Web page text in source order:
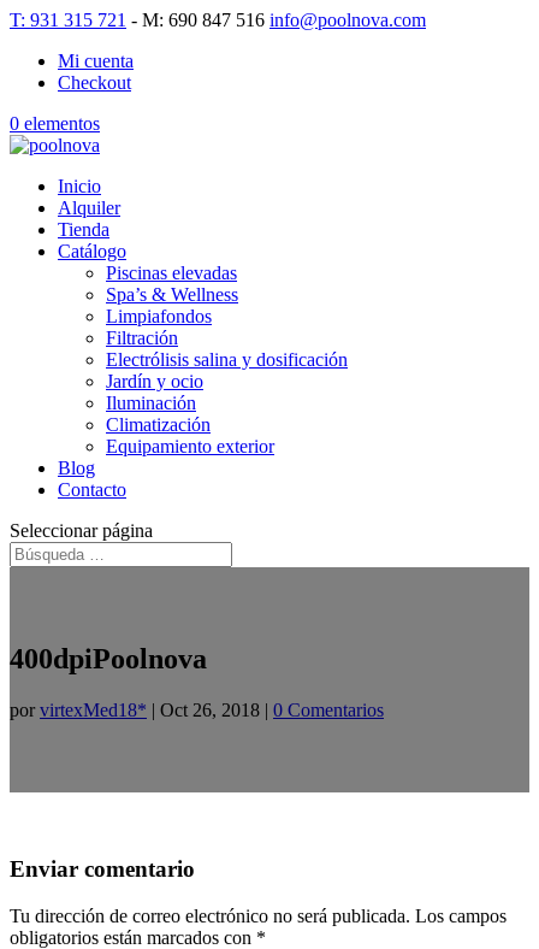
T: 931 315 721 - M: 690 847 516 info@poolnova.com
Mi cuenta
Checkout
0 elementos
Inicio
Alquiler
Tienda
Catálogo
Piscinas elevadas
Spa’s & Wellness
Limpiafondos
Filtración
Electrólisis salina y dosificación
Jardín y ocio
Iluminación
Climatización
Equipamiento exterior
Blog
Contacto
Seleccionar página
400dpiPoolnova
porvirtexMed18* | Oct 26, 2018 | 0 Comentarios
Enviar comentario
Tu dirección de correo electrónico no será publicada. Los campos
obligatorios están marcados con *